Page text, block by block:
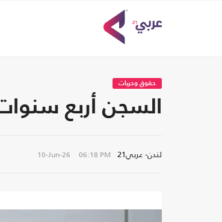
حقوق وحريات
السجن أربع
لندن- عربي21 10-Jun-26 06:18 PM